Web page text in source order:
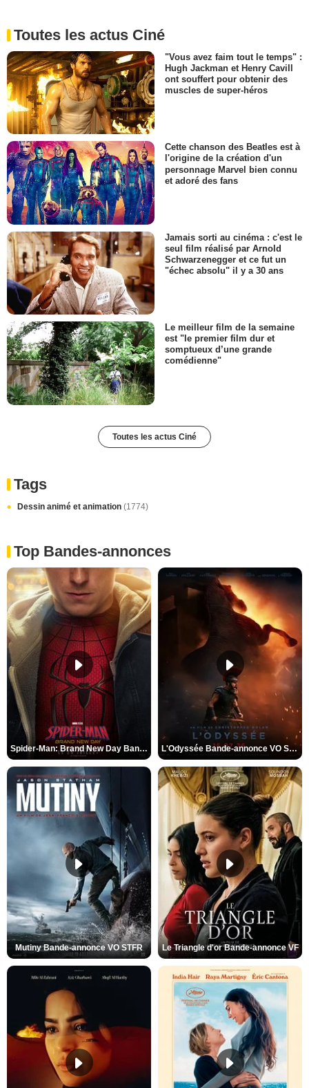
Toutes les actus Ciné
"Vous avez faim tout le temps" :
Hugh Jackman et Henry Cavill
ont souffert pour obtenir des
muscles de super-héros
Cette chanson des Beatles est à
l'origine de la création d'un
personnage Marvel bien connu
et adoré des fans
Jamais sorti au cinéma : c'est le
seul film réalisé par Arnold
Schwarzenegger et ce fut un
"échec absolu" il y a 30 ans
Le meilleur film de la semaine
est "le premier film dur et
somptueux d’une grande
comédienne"
Toutes les actus Ciné
Tags
Dessin animé et animation (1774)
Top Bandes-annonces
Spider-Man: Brand New Day Bande-annonce VO STFR L'Odyssée Bande-annonce VO STFR
Mutiny Bande-annonce VO STFR Le Triangle d'or Bande-annonce VF